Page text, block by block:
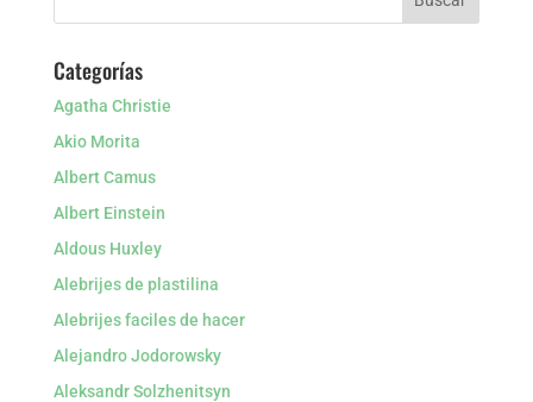
Categorías
Agatha Christie
Akio Morita
Albert Camus
Albert Einstein
Aldous Huxley
Alebrijes de plastilina
Alebrijes faciles de hacer
Alejandro Jodorowsky
Aleksandr Solzhenitsyn